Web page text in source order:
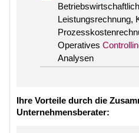
Leistungsrechnung,
Operatives
Analysen
Ihre Vorteile durch die
Unternehmensberater: